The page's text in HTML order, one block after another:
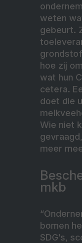
weten
gebeurt.
hoe zij
wat hun
cetera.
doet die
Wie niet
meer
mkb
bomen
SDG’s,